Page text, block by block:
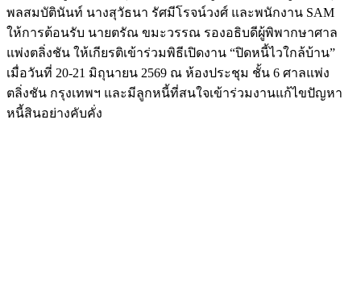
พลสมบัตินันท์ นางสุวัธนา รัศมีโรจน์วงศ์ และพนักงาน SAM
ให้การต้อนรับ นายตรัณ ขมะวรรณ รองอธิบดีผู้พิพากษาศาล
แพ่งตลิ่งชัน ให้เกียรติเข้าร่วมพิธีเปิดงาน “ปิดหนี้ไวใกล้บ้าน”
เมื่อวันที่ 20-21 มิถุนายน 2569 ณ ห้องประชุม ชั้น 6 ศาลแพ่ง
ตลิ่งชัน กรุงเทพฯ และมีลูกหนี้ที่สนใจเข้าร่วมงานแก้ไขปัญหา
หนี้สินอย่างคับคั่ง